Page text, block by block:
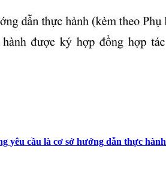
yêu cầu là cơ sở hướng dẫn thực hành